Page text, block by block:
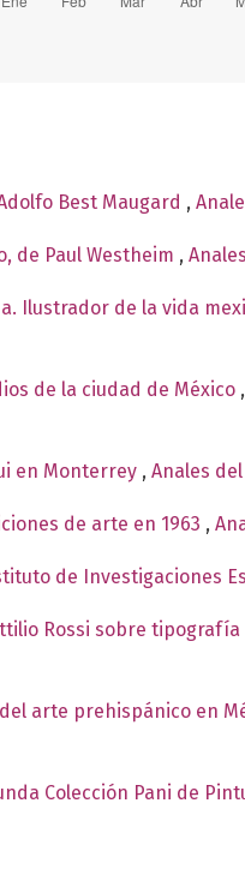
Best Maugard ,
de Paul Westheim ,
Ilustrador de la vida
de la ciudad de México ,
en Monterrey , Anales
de arte en 1963 ,
de Investigaciones
Rossi sobre tipografía
arte prehispánico en
Colección Pani de